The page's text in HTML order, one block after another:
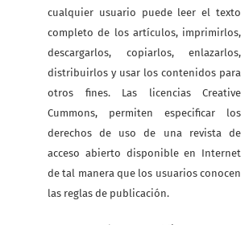
cualquier usuario puede leer el texto
completo de los artículos, imprimirlos,
descargarlos, copiarlos, enlazarlos,
distribuirlos y usar los contenidos para
otros fines. Las licencias Creative
Cummons, permiten especificar los
derechos de uso de una revista de
acceso abierto disponible en Internet
de tal manera que los usuarios conocen
las reglas de publicación.